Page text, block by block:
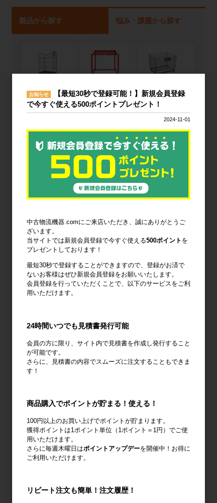
製品から探す 悩み・課題から探す
カゴ台車
ネスティング
ラック
メッシュパレ
6輪台車 ラック Zラック
パレット
フォークリフ
コンベア
台車・手押し
台車
作業台 梱包資材
梱包機・封函
機
ノーパンクタ
イヤ
作業環境改善 廃棄物減容機
輸送用緩衝材 安全設備
お知らせ
【最短30秒で登録可能！】新規会員登録
で今すぐ使える500ポイントプレゼント！
2024-11-01
中古物流機器.comにご来店いただき、誠にありがとうご
ざいます。
当サイトでは新規会員登録で今すぐ使える500ポイント を
プレゼントしております！
最短30秒で登録することができますので、登録がお済で
ないお客様はぜひ新規会員登録をお願いいたします。
会員登録を行っていただくことで、以下のサービスをご利
用いただけます。
24時間いつでも見積書発行可能
会員の方に限り、サイト内で見積書を作成し発行すること
が可能です。
さらに、見積書の内容でスムーズに注文することもできま
す！
商品購入でポイントが貯まる！使える！
100円以上のお買い上げでポイントが貯まります。
獲得ポイントは1ポイント単位（1ポイント＝1円）でご使
用いただけます。
さらに毎週木曜日はポイントアップデーを開催中！お得に
ご利用いただけます。
リピート注文も簡単！注文履歴！